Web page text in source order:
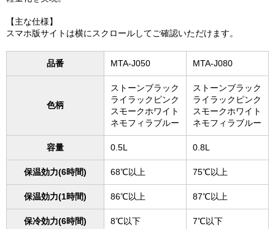
【主な仕様】
スマホ版サイトは横にスクロールしてご確認いただけます。
品番 MTA-J050 MTA-J080
色柄
ストーンブラック
ライラックピンク
スモークホワイト
ネモフィラブルー
ストーンブラック
ライラックピンク
スモークホワイト
ネモフィラブルー
容量 0.5L 0.8L
保温効力(6時間) 68℃以上 75℃以上
保温効力(1時間) 86℃以上 87℃以上
保冷効力(6時間) 8℃以下 7℃以下